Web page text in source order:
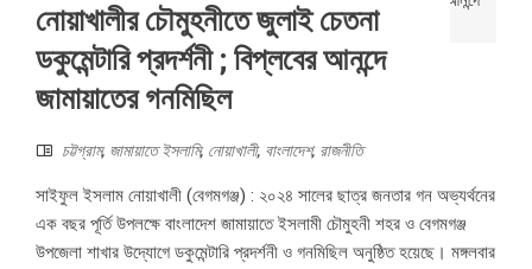
নোয়াখালীর চৌমুহনীতে জুলাই চেতনা
ডকুমেন্টারি প্রদর্শনী ; বিপ্লবের আনন্দে
জামায়াতের গনমিছিল
চট্টগ্রাম, জামায়াতে ইসলামি, নোয়াখালী, বাংলাদেশ, রাজনীতি
সাইফুল ইসলাম নোয়াখালী (বেগমগঞ্জ) : ২০২৪ সালের ছাত্র জনতার গন অভ্যর্থনের
এক বছর পূর্তি উপলক্ষে বাংলাদেশ জামায়াতে ইসলামী চৌমুহনী শহর ও বেগমগঞ্জ
উপজেলা শাখার উদ্যোগে ডকুমেন্টারি প্রদর্শনী ও গনমিছিল অনুষ্ঠিত হয়েছে। মঙ্গলবার